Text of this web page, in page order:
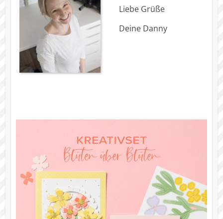
Liebe Grüße
Deine Danny